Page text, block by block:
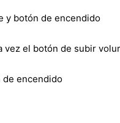
y botón de encendido
el botón de subir
de encendido